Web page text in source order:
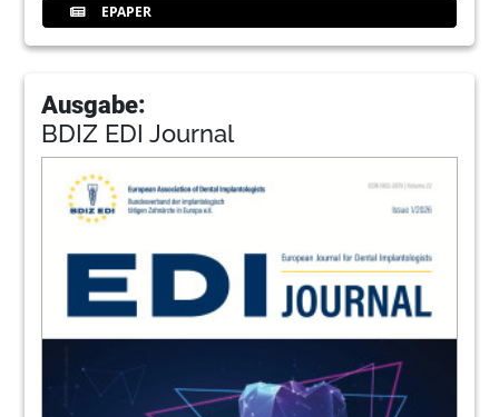
EPAPER
Ausgabe:
BDIZ EDI Journal